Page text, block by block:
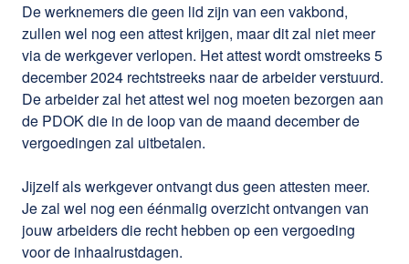
De werknemers die geen lid zijn van een vakbond,
zullen wel nog een attest krijgen, maar dit zal niet meer
via de werkgever verlopen. Het attest wordt omstreeks 5
december 2024 rechtstreeks naar de arbeider verstuurd.
De arbeider zal het attest wel nog moeten bezorgen aan
de PDOK die in de loop van de maand december de
vergoedingen zal uitbetalen.
Jijzelf als werkgever ontvangt dus geen attesten meer.
Je zal wel nog een éénmalig overzicht ontvangen van
jouw arbeiders die recht hebben op een vergoeding
voor de inhaalrustdagen.